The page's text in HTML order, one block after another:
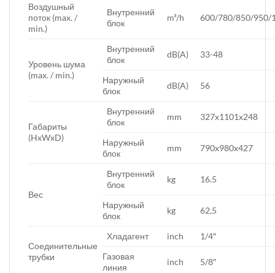
Воздушный
поток (max. /
min.)
Внутренний
блок
m³/h 600/780/850/950/
Уровень шума
(max. / min.)
Внутренний
блок
dB(A) 33-48
Наружный
блок
dB(A) 56
Габариты
(HxWxD)
Внутренний
блок
mm 327x1101x248
Наружный
блок
mm 790x980x427
Вес
Внутренний
блок
kg 16.5
Наружный
блок
kg 62,5
Соединительные
трубки
Хладагент inch
1/4″
Газовая
линия
inch 5/8″